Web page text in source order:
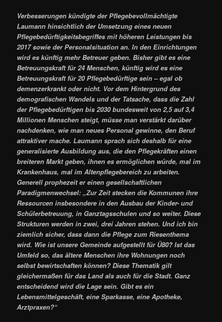
Verbesserungen kündigte der Pflegebevollmächtigte
Laumann hinsichtlich der Umsetzung eines neuen
Pflegebedürftigkeitsbegriffes mit höheren Leistungen bis
2017 sowie der Personalsituation an. In den Einrichtungen
wird es künftig mehr Betreuer geben. Bisher gibt es eine
Betreuungskraft für 24 Menschen, künftig wird es eine
Betreuungskraft für 20 Pflegebedürftige sein – egal ob
demenzerkrankt oder nicht. Vor dem Hintergrund des
demografischen Wandels und der Tatsache, dass die Zahl
der Pflegebedürftigen bis 2030 bundesweit von 2,5 auf 3,4
Millionen Menschen steigt, müsse man verstärkt darüber
nachdenken, wie man neues Personal gewinne, den Beruf
attraktiver mache. Laumann sprach sich deshalb für eine
generalisierte Ausbildung aus, die den Pflegekräften einen
breiteren Markt geben, ihnen es ermöglichen würde, mal im
Krankenhaus, mal im Altenpflegebereich zu arbeiten.
Generell prophezeit er einen gesellschaftlichen
Paradigmenwechsel: „Zur Zeit stecken die Kommunen ihre
Ressourcen insbesondere in den Ausbau der Kinder- und
Schülerbetreuung, in Ganztagsschulen und so weiter. Diese
Strukturen werden in zwei, drei Jahren stehen. Und ich bin
ziemlich sicher, dass dann die Pflege zum Riesenthema
wird. Wie ist unsere Gemeinde aufgestellt für Ü80? Ist das
Umfeld so, das ältere Menschen ihre Wohnungen noch
selbst bewirtschaften können? Diese Thematik gilt
gleichermaßen für das Land als auch für die Stadt. Ganz
entscheidend wird die Lage sein. Gibt es ein
Lebensmittelgeschäft, eine Sparkasse, eine Apotheke,
Arztpraxen?“